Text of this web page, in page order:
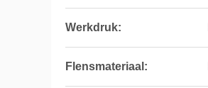
Werkdruk:
Flensmateriaal: